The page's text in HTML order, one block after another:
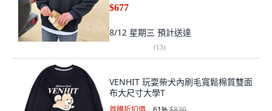
$677
8/12 星期三 預計送達
(13)
VENHIT 玩耍柴犬內刷毛寬鬆棉質雙面
布大尺寸大學T